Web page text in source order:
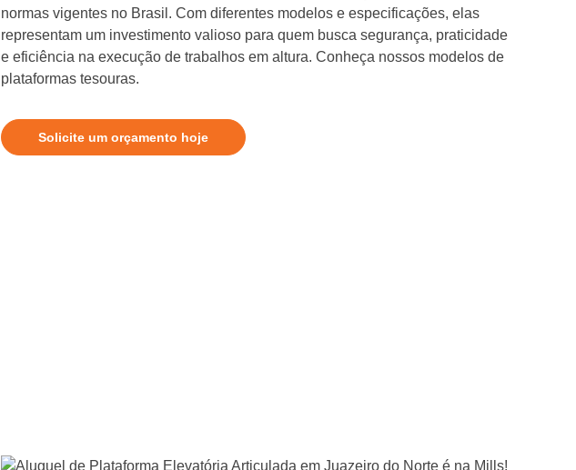
normas vigentes no Brasil. Com diferentes modelos e especificações, elas
representam um investimento valioso para quem busca segurança, praticidade
e eficiência na execução de trabalhos em altura. Conheça nossos modelos de
plataformas tesouras.
Solicite um orçamento hoje